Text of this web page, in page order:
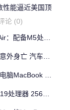
性能逼近美国顶
论 (0)
、存储与 AI 全面升级
车搭电时突然自燃
起售价599美元
量起步 刘海屏依旧